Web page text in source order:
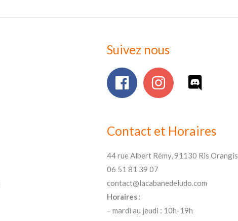
Suivez nous
Contact et Horaires
44 rue Albert Rémy, 91130 Ris Orangis
06 51 81 39 07
contact@lacabanedeludo.com
Horaires:
– mardi au jeudi : 10h-19h